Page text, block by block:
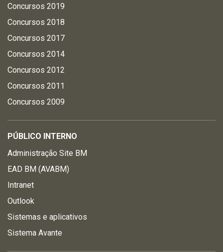
Concursos 2019
Concursos 2018
Concursos 2017
Concursos 2014
Concursos 2012
Concursos 2011
Concursos 2009
PÚBLICO INTERNO
Administração Site BM
EAD BM (AVABM)
Intranet
Outlook
Sistemas e aplicativos
Sistema Avante